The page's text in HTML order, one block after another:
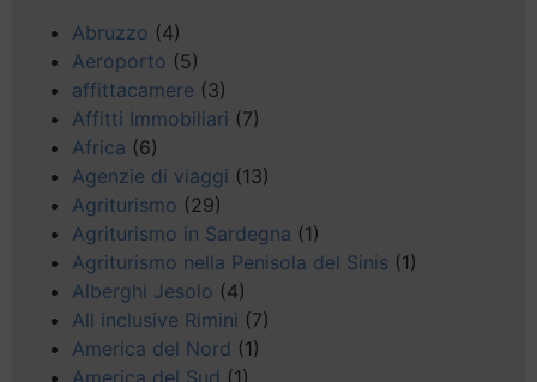
Abruzzo (4)
Aeroporto (5)
affittacamere (3)
Affitti Immobiliari (7)
Africa (6)
Agenzie di viaggi (13)
Agriturismo (29)
Agriturismo in Sardegna (1)
Agriturismo nella Penisola del Sinis (1)
Alberghi Jesolo (4)
All inclusive Rimini (7)
America del Nord (1)
America del Sud (1)